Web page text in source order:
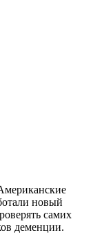
новый
самих
деменции.